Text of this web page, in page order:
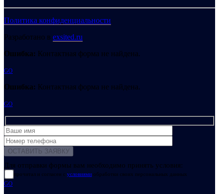
Политика конфиденциальности
Разработано в exsited.ru
Ошибка: Контактная форма не найдена.
GO
Ошибка: Контактная форма не найдена.
GO
Для отправки формы вам необходимо принять условия:
прочитал и согласен с условиями обработки своих персональных данных
GO